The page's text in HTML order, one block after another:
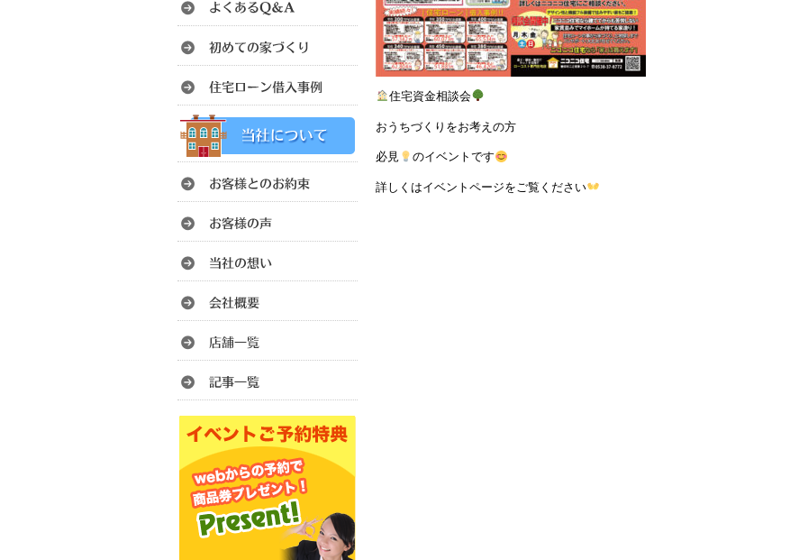
住宅資金相談会
おうちづくりをお考えの方
必見 のイベントです
詳しくはイベントページをご覧ください